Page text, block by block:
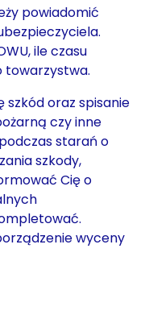
powiadomić
ile czasu
towarzystwa.
oraz spisanie
czy inne
starań o
szkody,
Cię o
wyceny